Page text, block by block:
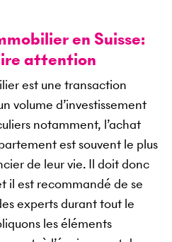
en Suisse:
attention
est une transaction
volume d’investissement
notamment, l’achat
est souvent le plus
de leur vie. Il doit donc
il est recommandé de se
experts durant tout le
les éléments